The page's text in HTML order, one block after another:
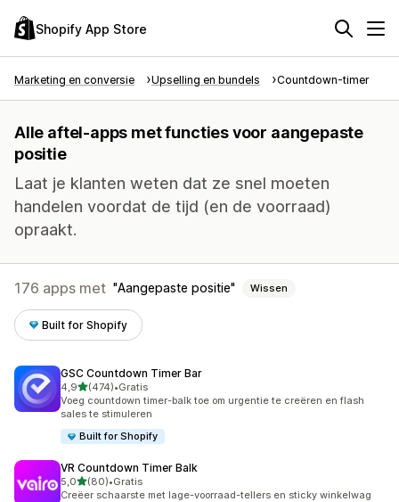
Shopify App Store
Marketing en conversie Upselling en bundels Countdown-timer
Alle aftel-apps met functies voor aangepaste
positie
Laat je klanten weten dat ze snel moeten
handelen voordat de tijd (en de voorraad)
opraakt.
176 apps met Aangepaste positie Wissen
Built for Shopify
GSC Countdown Timer Bar
4,9van 5 sterren
(474)
474 recensies in totaal
•Gratis
Voeg countdown timer-balk toe om urgentie te creëren en flash
sales te stimuleren
Built for Shopify
VR Countdown Timer Balk
5,0van 5 sterren
(80)
80 recensies in totaal
•Gratis
Creëer schaarste met lage-voorraad-tellers en sticky winkelwag